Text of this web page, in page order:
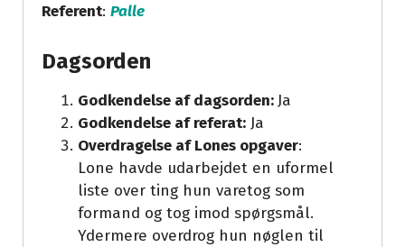
Referent: Palle
Dagsorden
Godkendelse af dagsorden: Ja
Godkendelse af referat: Ja
Overdragelse af Lones opgaver:
Lone havde udarbejdet en uformel
liste over ting hun varetog som
formand og tog imod spørgsmål.
Ydermere overdrog hun nøglen til